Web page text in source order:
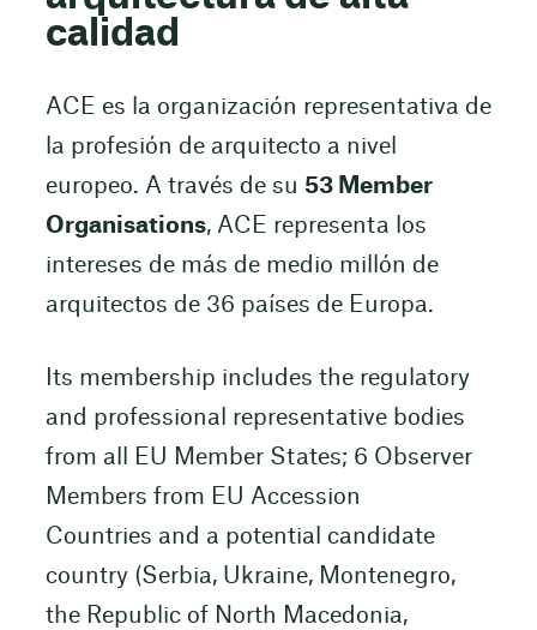
calidad
ACE es la organización representativa de
la profesión de arquitecto a nivel
europeo. A través de su 53 Member
Organisations, ACE representa los
intereses de más de medio millón de
arquitectos de 36 países de Europa.
Its membership includes the regulatory
and professional representative bodies
from all EU Member States; 6 Observer
Members from EU Accession
Countries and a potential candidate
country (Serbia, Ukraine, Montenegro,
the Republic of North Macedonia,